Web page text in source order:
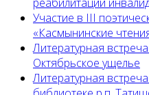
Участие в III
«Касмынинские
Литературная
Октябрьское ущелье
Литературная